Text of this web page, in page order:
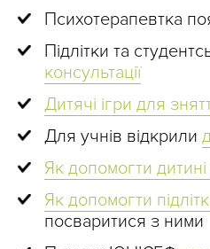
Психотерапевтка
Підлітки та
консультації
Дитячі ігри для
Для учнів відкрили
Як допомогти
Як допомогти
посваритися з ними